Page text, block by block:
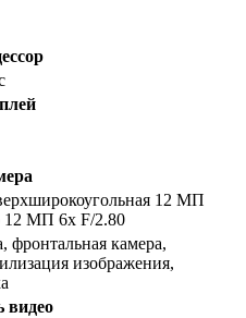
12 МП
12 МП 6x F/2.80
фронтальная камера,
изображения,
видео